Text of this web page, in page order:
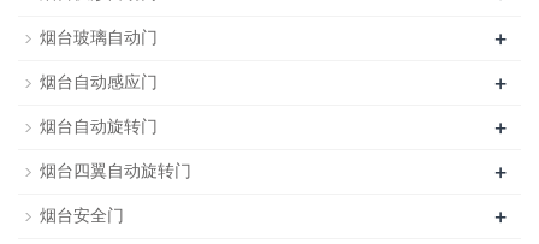
烟台玻璃自动门 +
烟台自动感应门 +
烟台自动旋转门 +
烟台四翼自动旋转门 +
烟台安全门 +